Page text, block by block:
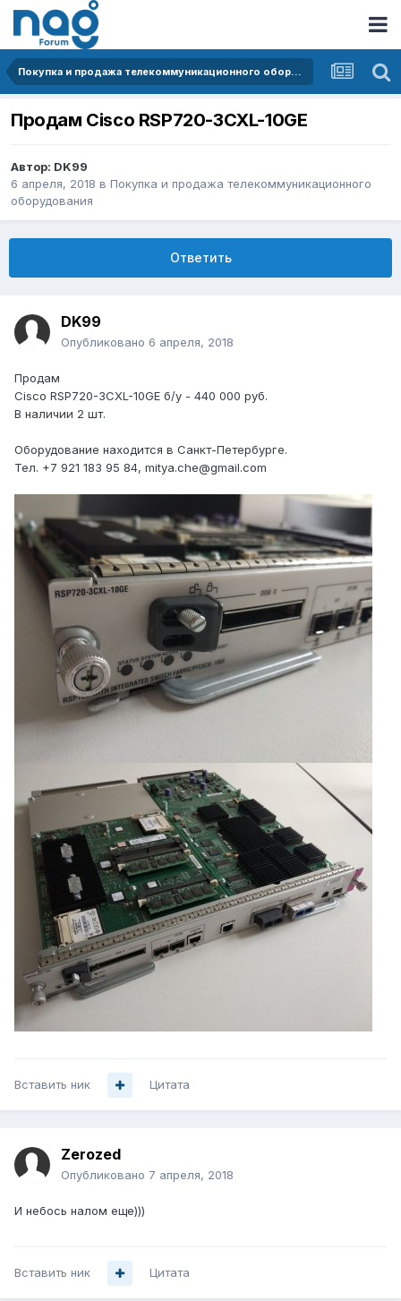
Покупка и продажа телекоммуникационного оборудования
Продам Cisco RSP720-3CXL-10GE
Автор: DK99
6 апреля, 2018 в Покупка и продажа телекоммуникационного
оборудования
Ответить
DK99
Опубликовано 6 апреля, 2018
Продам
Cisco RSP720-3CXL-10GE б/у - 440 000 руб.
В наличии 2 шт.
Оборудование находится в Санкт-Петербурге.
Тел. +7 921 183 95 84, mitya.che@gmail.com
Вставить ник Цитата
Zerozed
Опубликовано 7 апреля, 2018
И небось налом еще)))
Вставить ник Цитата